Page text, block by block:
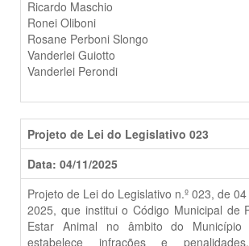
Ricardo Maschio
Ronei Oliboni
Rosane Perboni Slongo
Vanderlei Guiotto
Vanderlei Perondi
Projeto de Lei do Legislativo 023
Data: 04/11/2025
Projeto de Lei do Legislativo n.º 023, de
2025, que institui o Código Municipal de
Estar Animal no âmbito do Município
estabelece infrações e